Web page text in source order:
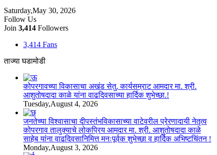
Saturday,May 30, 2026
Follow Us
Join 3,414 Followers
3,414 Fans
ताज्या घडामोडी
कोपरगावच्या विकासाचा अखंड सेतु, कार्यसम्राट आमदार मा. श्री.
आशुतोषदादा काळे यांना वाढदिवसाच्या हार्दिक शुभेच्छा.!
Tuesday,August 4, 2026
जनतेच्या विश्वासाचा दीपस्तंभविकासाच्या वाटेवरील प्रेरणादायी नेतृत्व
कोपरगाव तालुक्याचे लोकप्रिय आमदार मा. श्री. आशुतोषदादा काळे
साहेब यांना वाढदिवसानिमित्त मनःपूर्वक शुभेच्छा व हार्दिक अभिष्टचिंतन !
Monday,August 3, 2026